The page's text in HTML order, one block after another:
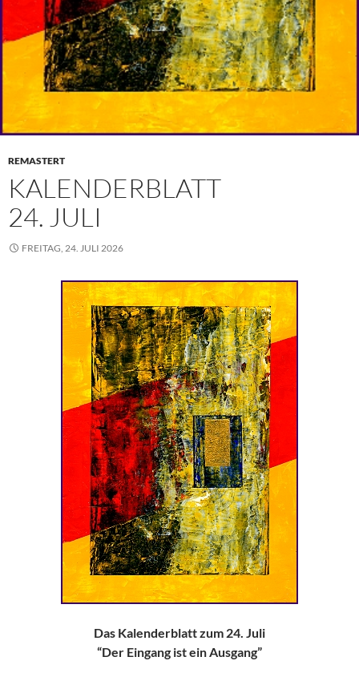
REMASTERT
KALENDERBLATT
24. JULI
FREITAG, 24. JULI 2026
Das Kalenderblatt zum 24. Juli
“Der Eingang ist ein Ausgang”